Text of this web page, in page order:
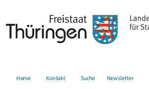
Home Kontakt Suche Newsletter